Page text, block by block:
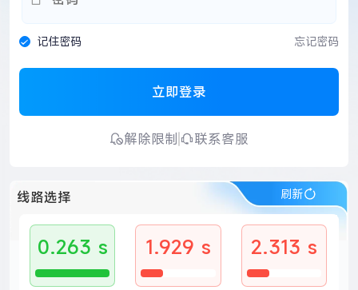
记住密码 忘记密码
立即登录
解除限制 联系客服
线路选择 刷新
0.263 s 1.929 s 2.313 s